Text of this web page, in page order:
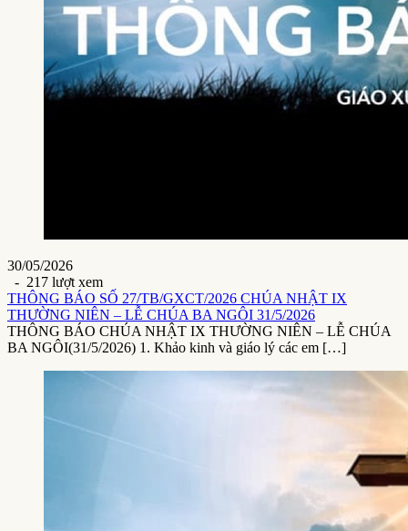
30/05/2026
- 217 lượt xem
THÔNG BÁO SỐ 27/TB/GXCT/2026 CHÚA NHẬT IX
THƯỜNG NIÊN – LỄ CHÚA BA NGÔI 31/5/2026
THÔNG BÁO CHÚA NHẬT IX THƯỜNG NIÊN – LỄ CHÚA
BA NGÔI(31/5/2026) 1. Khảo kinh và giáo lý các em […]